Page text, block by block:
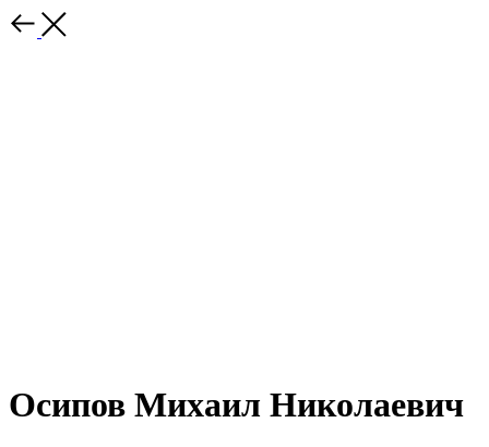
Осипов Михаил Николаевич